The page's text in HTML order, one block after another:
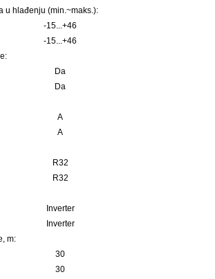
u hlađenju (min.~maks.):
-15...+46
-15...+46
Da
Da
A
A
R32
R32
Inverter
Inverter
m:
30
30